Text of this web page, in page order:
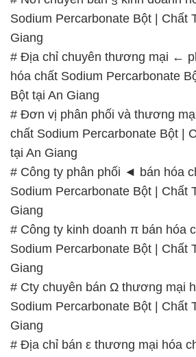
Bột tại An Giang
# Đơn vị phân phối và thương mại
chất Sodium Percarbonate Bột |
tại An Giang
# Công ty phân phối ◄ bán hóa
Sodium Percarbonate Bột | Chất
Giang
# Công ty kinh doanh π bán hóa
Sodium Percarbonate Bột | Chất
Giang
# Cty chuyên bán Ω thương mại
Sodium Percarbonate Bột | Chất
Giang
# Địa chỉ bán ε thương mại hóa
Sodium Percarbonate Bột | Chất
Giang
📞PHÒNG KINH DOANH –